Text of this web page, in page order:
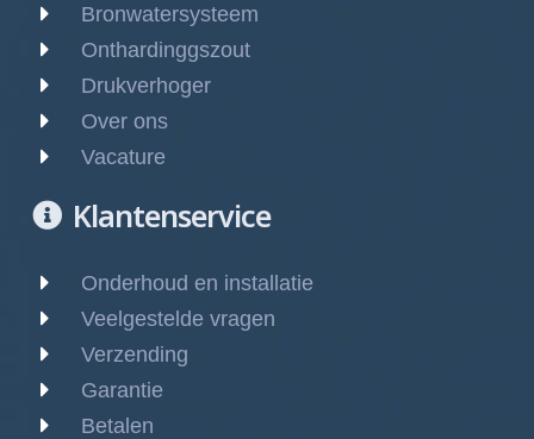
Bronwatersysteem
Onthardinggszout
Drukverhoger
Over ons
Vacature
Klantenservice
Onderhoud en installatie
Veelgestelde vragen
Verzending
Garantie
Betalen